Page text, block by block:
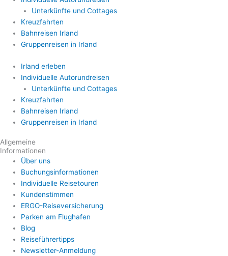
Unterkünfte und Cottages
Kreuzfahrten
Bahnreisen Irland
Gruppenreisen in Irland
Irland erleben
Individuelle Autorundreisen
Unterkünfte und Cottages
Kreuzfahrten
Bahnreisen Irland
Gruppenreisen in Irland
Allgemeine
Informationen
Über uns
Buchungsinformationen
Individuelle Reisetouren
Kundenstimmen
ERGO-Reiseversicherung
Parken am Flughafen
Blog
Reiseführertipps
Newsletter-Anmeldung